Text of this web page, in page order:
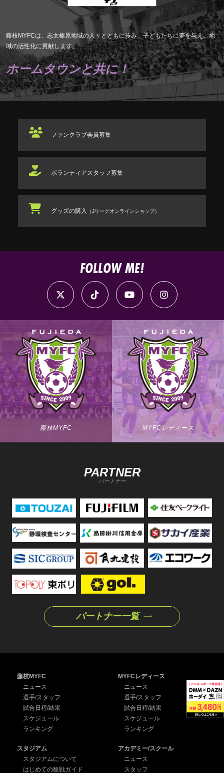
藤枝MYFCは、志太榛原地域の人々とともに歩み、子どもたちに夢を与え、地
域の活性化に貢献します。
ホームタウンと共に！
ファンクラブ会員募集
ボランティアスタッフ募集
グッズの購入 （Jリーグオンラインショップ）
FOLLOW ME!
藤枝MYFC MYFCレディース
PARTNER
パートナー
パートナー一覧
藤枝MYFC
ニュース
選手/スタッフ
試合日程/結果
スケジュール
ランキング
MYFCレディース
ニュース
選手/スタッフ
試合日程/結果
スケジュール
ランキング
スタジアム
スタジアムについて
はじめての観戦ガイド
アカデミー/スクール
ニュース
スタッフ